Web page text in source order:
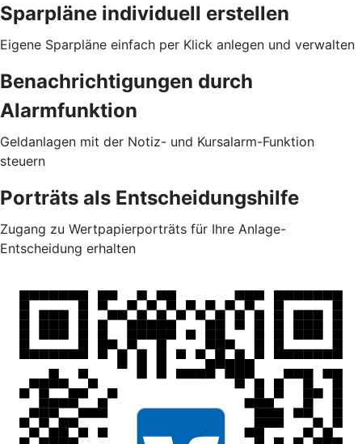
Sparpläne individuell erstellen
Eigene Sparpläne einfach per Klick anlegen und verwalten
Benachrichtigungen durch
Alarmfunktion
Geldanlagen mit der Notiz- und Kursalarm-Funktion
steuern
Porträts als Entscheidungshilfe
Zugang zu Wertpapierporträts für Ihre Anlage-
Entscheidung erhalten